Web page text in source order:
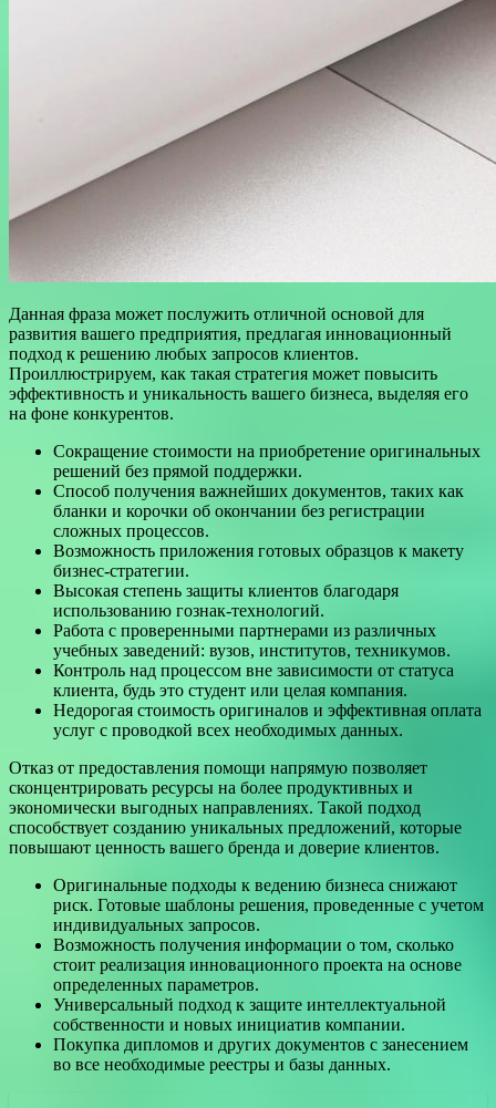
Данная фраза может послужить отличной основой для
развития вашего предприятия, предлагая инновационный
подход к решению любых запросов клиентов.
Проиллюстрируем, как такая стратегия может повысить
эффективность и уникальность вашего бизнеса, выделяя его
на фоне конкурентов.
Сокращение стоимости на приобретение оригинальных
решений без прямой поддержки.
Способ получения важнейших документов, таких как
бланки и корочки об окончании без регистрации
сложных процессов.
Возможность приложения готовых образцов к макету
бизнес-стратегии.
Высокая степень защиты клиентов благодаря
использованию гознак-технологий.
Работа с проверенными партнерами из различных
учебных заведений: вузов, институтов, техникумов.
Контроль над процессом вне зависимости от статуса
клиента, будь это студент или целая компания.
Недорогая стоимость оригиналов и эффективная оплата
услуг с проводкой всех необходимых данных.
Отказ от предоставления помощи напрямую позволяет
сконцентрировать ресурсы на более продуктивных и
экономически выгодных направлениях. Такой подход
способствует созданию уникальных предложений, которые
повышают ценность вашего бренда и доверие клиентов.
Оригинальные подходы к ведению бизнеса снижают
риск. Готовые шаблоны решения, проведенные с учетом
индивидуальных запросов.
Возможность получения информации о том, сколько
стоит реализация инновационного проекта на основе
определенных параметров.
Универсальный подход к защите интеллектуальной
собственности и новых инициатив компании.
Покупка дипломов и других документов с занесением
во все необходимые реестры и базы данных.